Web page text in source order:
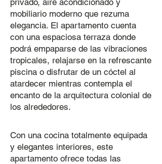
mobiliario moderno que rezuma
elegancia. El apartamento cuenta
con una espaciosa terraza donde
podrá empaparse de las vibraciones
tropicales, relajarse en la refrescante
piscina o disfrutar de un cóctel al
atardecer mientras contempla el
encanto de la arquitectura colonial de
los alrededores.
Con una cocina totalmente equipada
y elegantes interiores, este
apartamento ofrece todas las